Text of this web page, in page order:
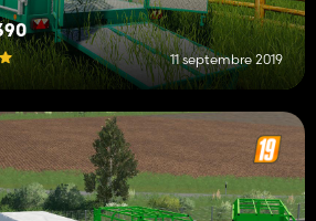
11 septembre 2019